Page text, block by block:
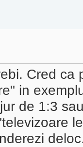
Cred ca
in
de 1:3